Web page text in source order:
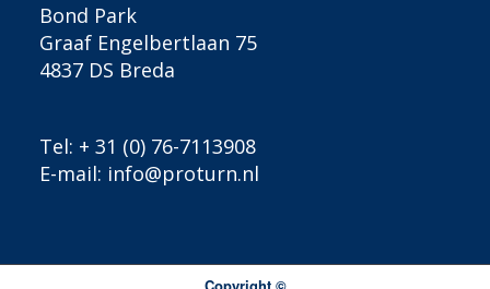
Bond Park
Graaf Engelbertlaan 75
4837 DS Breda
Tel: + 31 (0) 76-7113908
E-mail: info@proturn.nl